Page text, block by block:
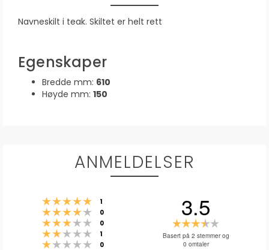
Navneskilt i teak. Skiltet er helt rett
Egenskaper
Bredde mm: 610
Høyde mm: 150
ANMELDELSER
Karakter: 5 av 5 mulige
1
Karakter: 4 av 5 mulige
0
Karakter: 3 av 5 mulige
0
Karakter: 2 av 5 mulige
1
Karakter: 1 av 5 mulige
0
3.5
3.5
Basert på 2 stemmer og
0 omtaler